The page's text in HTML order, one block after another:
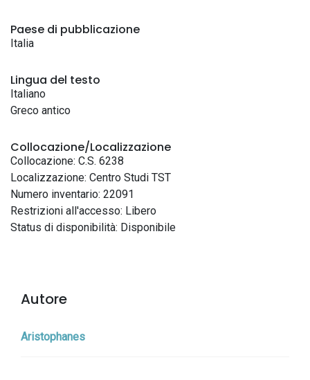
Paese di pubblicazione
Italia
Lingua del testo
Italiano
Greco antico
Collocazione/Localizzazione
Collocazione: C.S. 6238
Localizzazione: Centro Studi TST
Numero inventario: 22091
Restrizioni all'accesso: Libero
Status di disponibilità: Disponibile
Autore
Aristophanes